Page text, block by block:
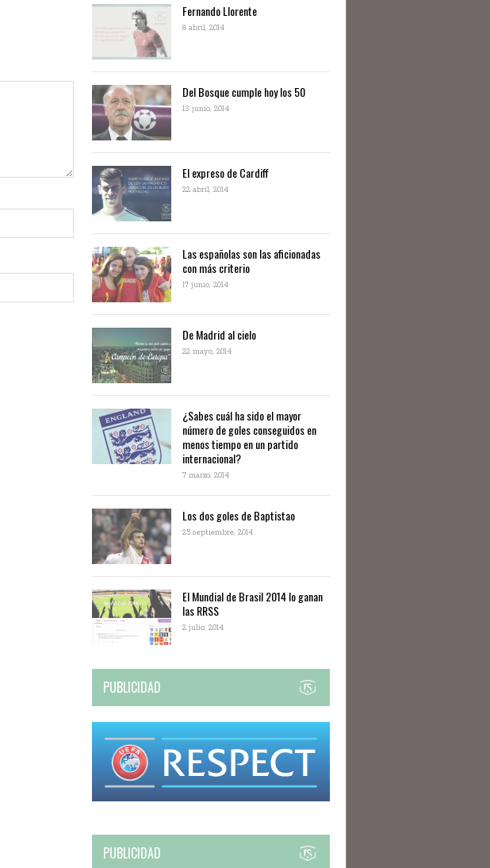
Fernando Llorente
8 abril, 2014
Del Bosque cumple hoy los 50
13 junio, 2014
El expreso de Cardiff
22 abril, 2014
Las españolas son las aficionadas
con más criterio
17 junio, 2014
De Madrid al cielo
22 mayo, 2014
¿Sabes cuál ha sido el mayor
número de goles conseguidos en
menos tiempo en un partido
internacional?
7 marzo, 2014
Los dos goles de Baptistao
25 septiembre, 2014
El Mundial de Brasil 2014 lo ganan
las RRSS
2 julio, 2014
PUBLICIDAD
PUBLICIDAD